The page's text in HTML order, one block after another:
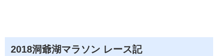
2018洞爺湖マラソン レース記